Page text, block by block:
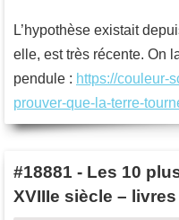
L’hypothèse existait
elle, est très récente. On
pendule : https://couleur-
prouver-que-la-terre-
#18881 - Les 10
XVIIIe siècle –